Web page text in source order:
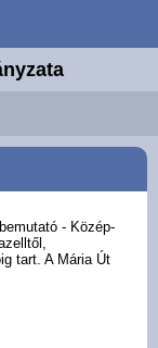
- Közép-
tart. A Mária Út